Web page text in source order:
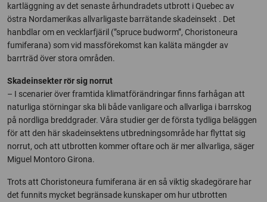
kartläggning av det senaste århundradets utbrott i Quebec av
östra Nordamerikas allvarligaste barrätande skadeinsekt . Det
hanbdlar om en vecklarfjäril (”spruce budworm”, Choristoneura
fumiferana) som vid massförekomst kan kaläta mängder av
barrträd över stora områden.
Skadeinsekter rör sig norrut
– I scenarier över framtida klimatförändringar finns farhågan att
naturliga störningar ska bli både vanligare och allvarliga i barrskog
på nordliga breddgrader. Våra studier ger de första tydliga beläggen
för att den här skadeinsektens utbredningsområde har flyttat sig
norrut, och att utbrotten kommer oftare och är mer allvarliga, säger
Miguel Montoro Girona.
Trots att Choristoneura fumiferana är en så viktig skadegörare har
det funnits mycket begränsade kunskaper om hur utbrotten